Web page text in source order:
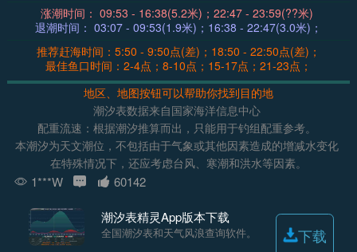
涨潮时间： 09:53 - 16:38(5.2米)；22:47 - 23:59(??米)
退潮时间： 03:07 - 09:53(1.9米)；16:38 - 22:47(3.0米)；
推荐赶海时间：5:50 - 9:50点(差)；18:50 - 22:50点(差)；
最佳鱼口时间：2-4点；8-10点；15-17点；21-23点；
地区、地图按钮可以帮助你找到目的地
潮汐表数据来自国家海洋信息中心
配重流速：根据潮汐推算而出，只能用于钓组配重参考。
本潮汐为天文潮位，不包括由于气象或其他因素造成的增减水变化
在特殊情况下，还应考虑台风、寒潮和洪水等因素。
1***W 60142
潮汐表精灵App版本下载
全国潮汐表和天气风浪查询软件。 下载